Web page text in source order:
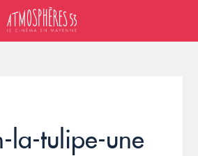
la-tulipe-une